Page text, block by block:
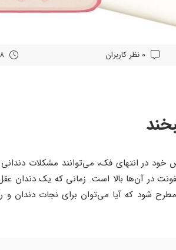
در انتهای فک، می‌توانند مشکلات دندانی
در آن‌ها بالا است. زمانی که یک دندان
شود که آیا می‌توان برای نجات دندان و